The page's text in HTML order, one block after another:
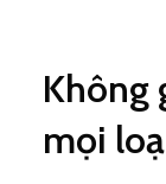
Không
mọi